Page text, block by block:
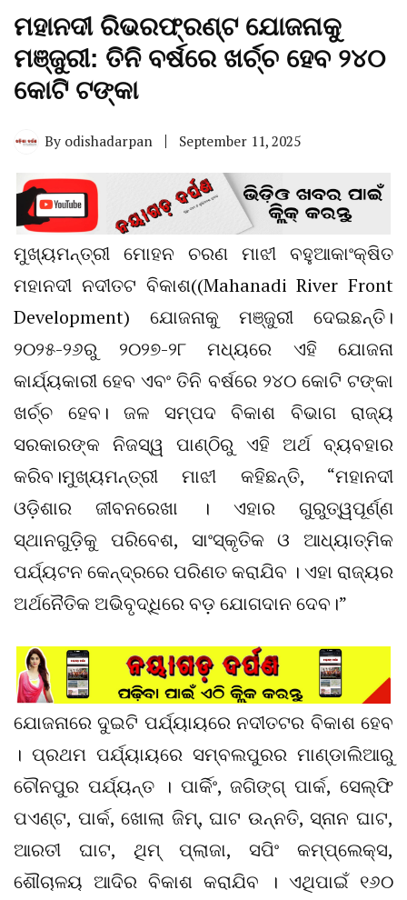
ମହାନଦୀ ରିଭରଫ୍ରଣ୍ଟ ଯୋଜନାକୁ
ମଞ୍ଜୁରୀ: ତିନି ବର୍ଷରେ ଖର୍ଚ୍ଚ ହେବ ୨୪୦
କୋଟି ଟଙ୍କା
By odishadarpan September 11, 2025
ମୁଖ୍ୟମନ୍ତ୍ରୀ ମୋହନ ଚରଣ ମାଝୀ ବହୁଆକାଂକ୍ଷିତ
ମହାନଦୀ ନଦୀତଟ ବିକାଶ((Mahanadi River Front
Development) ଯୋଜନାକୁ ମଞ୍ଜୁରୀ ଦେଇଛନ୍ତି।
୨୦୨୫-୨୬ରୁ ୨୦୨୭-୨୮ ମଧ୍ୟରେ ଏହି ଯୋଜନା
କାର୍ଯ୍ୟକାରୀ ହେବ ଏବଂ ତିନି ବର୍ଷରେ ୨୪୦ କୋଟି ଟଙ୍କା
ଖର୍ଚ୍ଚ ହେବ। ଜଳ ସମ୍ପଦ ବିକାଶ ବିଭାଗ ରାଜ୍ୟ
ସରକାରଙ୍କ ନିଜସ୍ୱ ପାଣ୍ଠିରୁ ଏହି ଅର୍ଥ ବ୍ୟବହାର
କରିବ।ମୁଖ୍ୟମନ୍ତ୍ରୀ ମାଝୀ କହିଛନ୍ତି, “ମହାନଦୀ
ଓଡ଼ିଶାର ଜୀବନରେଖା । ଏହାର ଗୁରୁତ୍ୱପୂର୍ଣ୍ଣ
ସ୍ଥାନଗୁଡ଼ିକୁ ପରିବେଶ, ସାଂସ୍କୃତିକ ଓ ଆଧ୍ୟାତ୍ମିକ
ପର୍ଯ୍ୟଟନ କେନ୍ଦ୍ରରେ ପରିଣତ କରାଯିବ । ଏହା ରାଜ୍ୟର
ଅର୍ଥନୈତିକ ଅଭିବୃଦ୍ଧିରେ ବଡ଼ ଯୋଗଦାନ ଦେବ।”
ଯୋଜନାରେ ଦୁଇଟି ପର୍ଯ୍ୟାୟରେ ନଦୀତଟର ବିକାଶ ହେବ
। ପ୍ରଥମ ପର୍ଯ୍ୟାୟରେ ସମ୍ବଲପୁରର ମାଣ୍ଡାଲିଆରୁ
ଚୌନପୁର ପର୍ଯ୍ୟନ୍ତ । ପାର୍କିଂ, ଜଗିଙ୍ଗ୍ ପାର୍କ, ସେଲ୍ଫି
ପଏଣ୍ଟ, ପାର୍କ, ଖୋଲା ଜିମ୍, ଘାଟ ଉନ୍ନତି, ସ୍ନାନ ଘାଟ,
ଆରତୀ ଘାଟ, ଥିମ୍ ପ୍ଲାଜା, ସପିଂ କମ୍ପ୍ଲେକ୍ସ,
ଶୌଚାଳୟ ଆଦିର ବିକାଶ କରାଯିବ । ଏଥିପାଇଁ ୧୬୦